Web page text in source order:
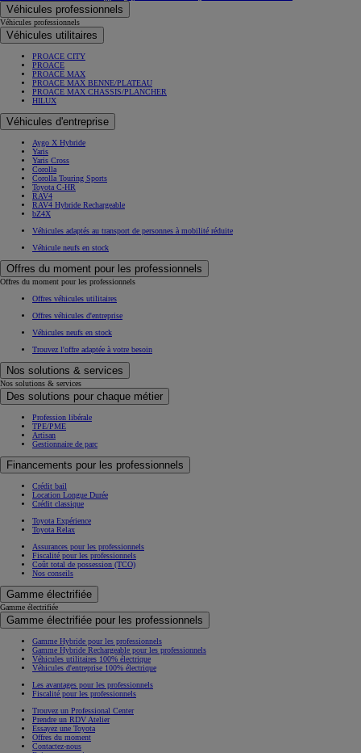
Véhicules professionnels
Véhicules professionnels
Véhicules utilitaires
PROACE CITY
PROACE
PROACE MAX
PROACE MAX BENNE/PLATEAU
PROACE MAX CHASSIS/PLANCHER
HILUX
Véhicules d'entreprise
Aygo X Hybride
Yaris
Yaris Cross
Corolla
Corolla Touring Sports
Toyota C-HR
RAV4
RAV4 Hybride Rechargeable
bZ4X
Véhicules adaptés au transport de personnes à mobilité réduite
Véhicule neufs en stock
Offres du moment pour les professionnels
Offres du moment pour les professionnels
Offres véhicules utilitaires
Offres véhicules d'entreprise
Véhicules neufs en stock
Trouvez l'offre adaptée à votre besoin
Nos solutions & services
Nos solutions & services
Des solutions pour chaque métier
Profession libérale
TPE/PME
Artisan
Gestionnaire de parc
Financements pour les professionnels
Crédit bail
Location Longue Durée
Crédit classique
Toyota Expérience
Toyota Relax
Assurances pour les professionnels
Fiscalité pour les professionnels
Coût total de possession (TCO)
Nos conseils
Gamme électrifiée
Gamme électrifiée
Gamme électrifiée pour les professionnels
Gamme Hybride pour les professionnels
Gamme Hybride Rechargeable pour les professionnels
Véhicules utilitaires 100% électrique
Véhicules d'entreprise 100% électrique
Les avantages pour les professionnels
Fiscalité pour les professionnels
Trouvez un Professional Center
Prendre un RDV Atelier
Essayez une Toyota
Offres du moment
Contactez-nous